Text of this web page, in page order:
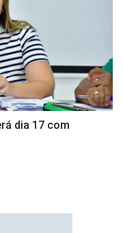
dia 17 com